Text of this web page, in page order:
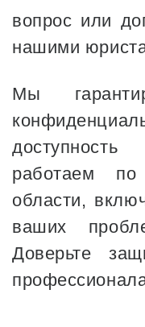
вопрос или
нашими
Мы
работаем по
области,
ваших
Доверьте